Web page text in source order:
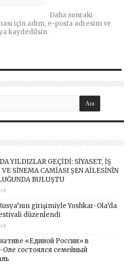
Daha sonraki
için adım, e-posta adresim ve
kaydedilsin.
YILDIZLAR GEÇİDİ: SİYASET, İŞ
VE SİNEMA CAMİASI ŞEN AİLESİNİN
BULUŞTU
girişimiyle Yoshkar-Ola’da
düzenlendi
«Единой России» в
состоялся семейный